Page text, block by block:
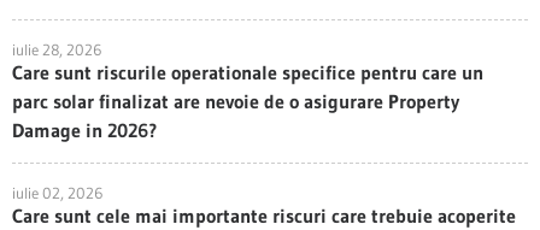
iulie 28, 2026
Care sunt riscurile operationale specifice pentru care un
parc solar finalizat are nevoie de o asigurare Property
Damage in 2026?
iulie 02, 2026
Care sunt cele mai importante riscuri care trebuie acoperite